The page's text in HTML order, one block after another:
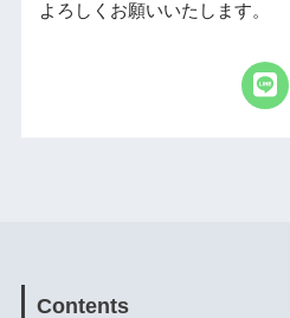
よろしくお願いいたします。
Contents